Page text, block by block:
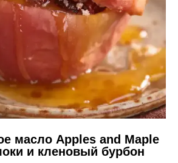
масло Apples and Maple
и кленовый бурбон